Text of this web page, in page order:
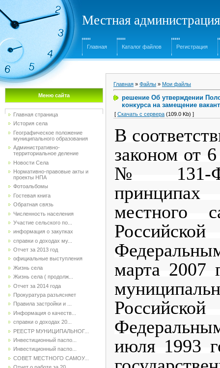
Местная
Главная Каталог файлов Регистрация
Меню сайта
Главная страница
История села
Географическое положение
муниципального образования
Административно-
территориальное деление
Новости Села
Нормативно-правовые акты и
проекты НПА
Фотоальбомы
Гостевая книга
Обратная связь
Численность населения
Участие сельского по...
информация о закупках
справки о доходах му...
Отчет за 2013 год
официальные выступления
Жизнь села
Жизнь села ( продолж...
Отчет за 2014 года
Прокуратура разъясняет
Правила застройки и ...
Информация о качеств...
справки о доходах 20...
РЕЕСТР МУНИЦИПАЛЬНОГ...
Инвестиционный паспо...
Инвестиционный паспо...
СОВЕТ МЕСТНОГО САМОУ...
Главная » Файлы » Мои файлы
решение Об утверждении
конкурса на замещение
[ Скачать с сервера (109.0 Kb) ]
В
законом от
№ 131-
местного
марта
июля 1993